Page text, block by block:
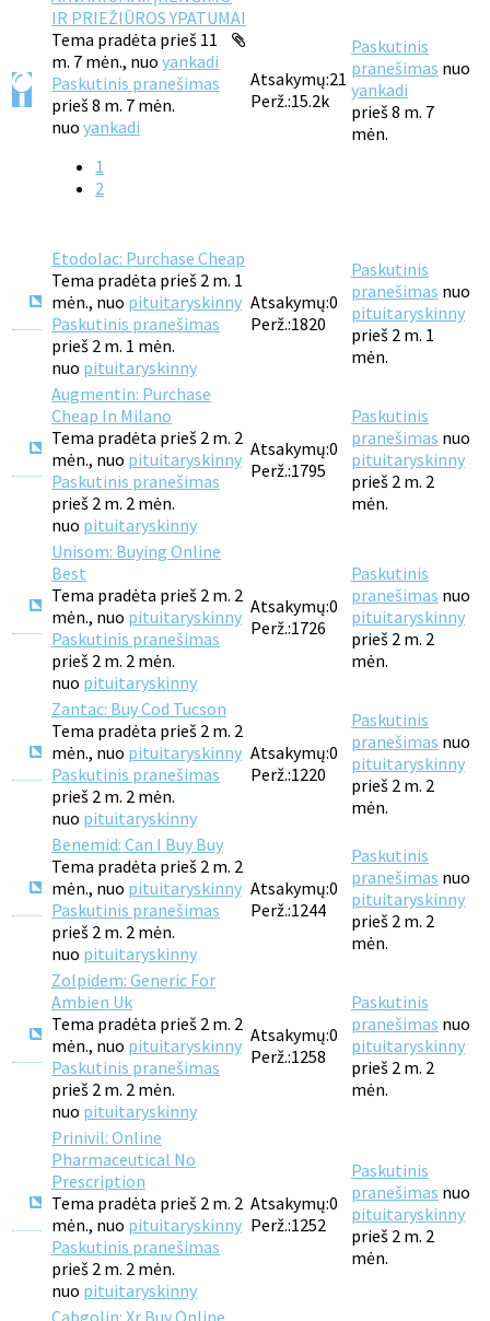
IR PRIEŽIŪROS YPATUMAI
Tema pradėta prieš 11
m. 7 mėn., nuo yankadi
Paskutinis pranešimas
prieš 8 m. 7 mėn.
nuo yankadi
1
2
Atsakymų:21
Perž.:15.2k
Paskutinis
pranešimas nuo
yankadi
prieš 8 m. 7
mėn.
Etodolac: Purchase Cheap
Tema pradėta prieš 2 m. 1
mėn., nuo pituitaryskinny
Paskutinis pranešimas
prieš 2 m. 1 mėn.
nuo pituitaryskinny
Atsakymų:0
Perž.:1820
Paskutinis
pranešimas nuo
pituitaryskinny
prieš 2 m. 1
mėn.
Augmentin: Purchase
Cheap In Milano
Tema pradėta prieš 2 m. 2
mėn., nuo pituitaryskinny
Paskutinis pranešimas
prieš 2 m. 2 mėn.
nuo pituitaryskinny
Atsakymų:0
Perž.:1795
Paskutinis
pranešimas nuo
pituitaryskinny
prieš 2 m. 2
mėn.
Unisom: Buying Online
Best
Tema pradėta prieš 2 m. 2
mėn., nuo pituitaryskinny
Paskutinis pranešimas
prieš 2 m. 2 mėn.
nuo pituitaryskinny
Atsakymų:0
Perž.:1726
Paskutinis
pranešimas nuo
pituitaryskinny
prieš 2 m. 2
mėn.
Zantac: Buy Cod Tucson
Tema pradėta prieš 2 m. 2
mėn., nuo pituitaryskinny
Paskutinis pranešimas
prieš 2 m. 2 mėn.
nuo pituitaryskinny
Atsakymų:0
Perž.:1220
Paskutinis
pranešimas nuo
pituitaryskinny
prieš 2 m. 2
mėn.
Benemid: Can I Buy Buy
Tema pradėta prieš 2 m. 2
mėn., nuo pituitaryskinny
Paskutinis pranešimas
prieš 2 m. 2 mėn.
nuo pituitaryskinny
Atsakymų:0
Perž.:1244
Paskutinis
pranešimas nuo
pituitaryskinny
prieš 2 m. 2
mėn.
Zolpidem: Generic For
Ambien Uk
Tema pradėta prieš 2 m. 2
mėn., nuo pituitaryskinny
Paskutinis pranešimas
prieš 2 m. 2 mėn.
nuo pituitaryskinny
Atsakymų:0
Perž.:1258
Paskutinis
pranešimas nuo
pituitaryskinny
prieš 2 m. 2
mėn.
Prinivil: Online
Pharmaceutical No
Prescription
Tema pradėta prieš 2 m. 2
mėn., nuo pituitaryskinny
Paskutinis pranešimas
prieš 2 m. 2 mėn.
nuo pituitaryskinny
Atsakymų:0
Perž.:1252
Paskutinis
pranešimas nuo
pituitaryskinny
prieš 2 m. 2
mėn.